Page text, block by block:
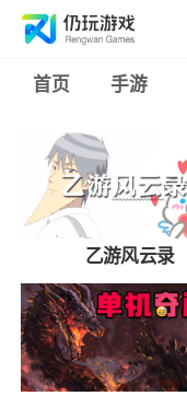
首页 手游
乙游风云录